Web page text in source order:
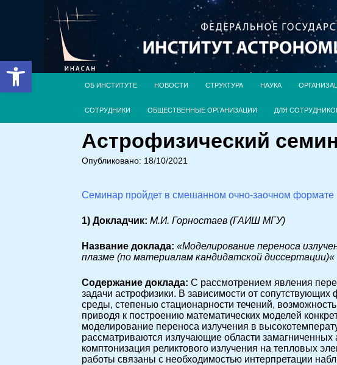
Открыть панель инструментов
ОБ ИНСТИТУТЕ НОВОСТИ СТРУКТУРА НАУКА
СОТРУДНИКИ ОБЩЕСТВЕННЫЕ ОРГАНИЗАЦИИ ДЛЯ
Астрофизический
Опубликовано: 18/10/2021
Семинар пройдет в смешанном очно-заочном формате
1) Докладчик: М.И. Горностаев (ГАИШ МГУ)
Название доклада: «Моделирование переноса
плазме (по материалам кандидатской диссертации)«
Cодержание доклада:С рассмотрением явления
задачи астрофизики. В зависимости от
среды, степенью стационарности течений,
приводя к построению математических моделей
моделирование переноса излучения в
рассматриваются излучающие области
комптонизация реликтового излучения на тепловых
работы связаны с необходимостью интерпретации